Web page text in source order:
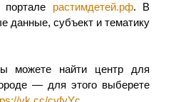
растимдетей.рф. В
данные, субъект и тематику
можете найти центр для
— для этого выберете